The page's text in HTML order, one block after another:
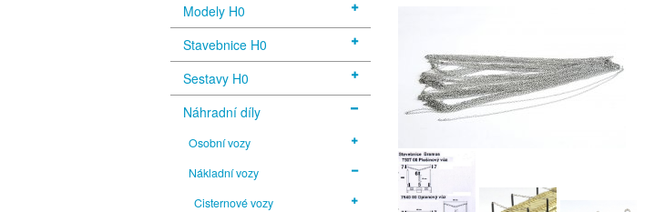
Modely H0
Stavebnice H0
Sestavy H0
Náhradní díly
Osobní vozy
Nákladní vozy
Cisternové vozy